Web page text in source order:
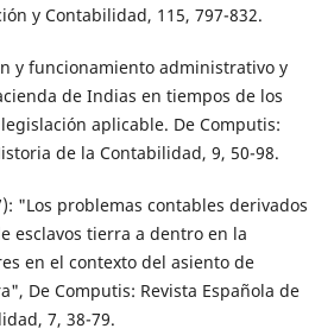
y Contabilidad, 115, 797-832.
y funcionamiento administrativo y
de Indias en tiempos de los
aplicable. De Computis:
de la Contabilidad, 9, 50-98.
"Los problemas contables derivados
esclavos tierra a dentro en la
en el contexto del asiento de
De Computis: Revista Española de
7, 38-79.